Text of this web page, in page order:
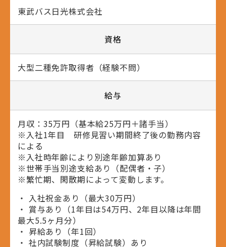
東武バス日光株式会社
資格
大型二種免許取得者（経験不問）
給与
月収：35万円（基本給25万円＋諸手当）
※入社1年目 研修見習い期間終了後の勤務内容
による
※入社時年齢により別途年齢加算あり
※世帯手当別途支給あり（配偶者・子）
※繁忙期、閑散期によって変動します。
・ 入社祝金あり（最大30万円）
・ 賞与あり（1年目は54万円、2年目以降は年間
最大5.5ヶ月分）
・ 昇給あり（年1回）
・ 社内試験制度（昇給試験）あり